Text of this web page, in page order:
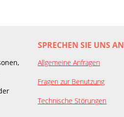
SPRECHEN SIE UNS AN
Allgemeine Anfragen
Fragen zur Benutzung
Technische Störungen